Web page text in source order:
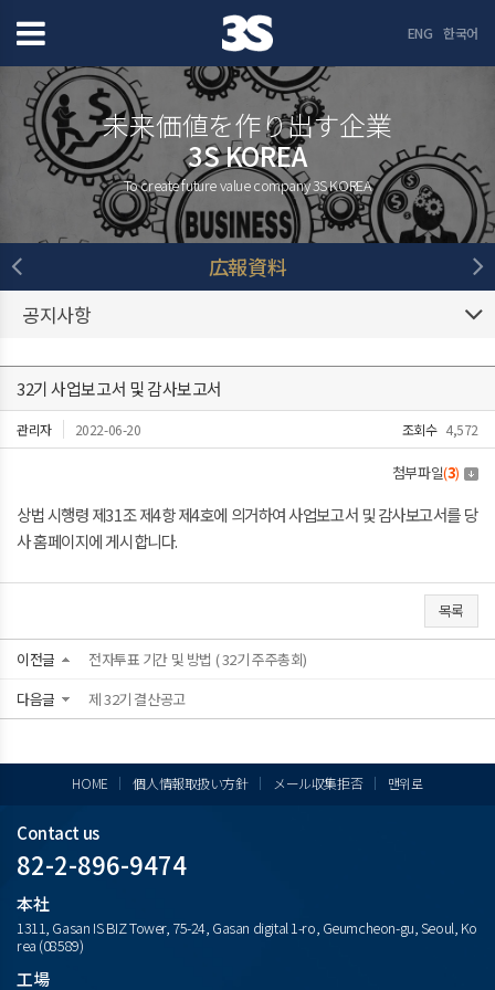
ENG 한국어
未来価値を作り出す企業
3S KOREA
To create future value company 3S KOREA
広報資料
공지사항
32기 사업보고서 및 감사보고서
관리자 2022-06-20 조회수 4,572
첨부파일(3)
상법 시행령 제31조 제4항 제4호에 의거하여 사업보고서 및 감사보고서를 당
사 홈페이지에 게시합니다.
목록
이전글
전자투표 기간 및 방법 ( 32기 주주총회)
다음글
제 32기 결산공고
HOME 個人情報取扱い方針 メール収集拒否 맨위로
Contact us
82-2-896-9474
本社
1311, Gasan IS BIZ Tower, 75-24, Gasan digital 1-ro, Geumcheon-gu, Seoul, Ko
rea (08589)
工場